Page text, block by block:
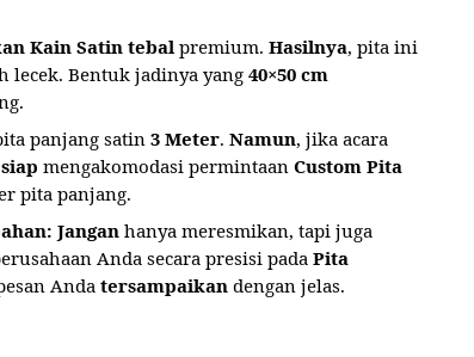
Kain Satin tebal premium. Hasilnya, pita ini
lecek. Bentuk jadinya yang40×50 cm
panjang satin 3 Meter. Namun, jika acara
siap mengakomodasi permintaan Custom Pita
pita panjang.
Jangan hanya meresmikan, tapi juga
Anda secara presisi pada Pita
Anda tersampaikan dengan jelas.